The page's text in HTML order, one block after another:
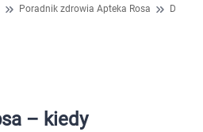
Poradnik zdrowia Apteka Rosa Dla
– kiedy